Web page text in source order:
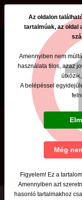
beszamolok.hu
Az oldalon
tartalmúak, az oldal
Amennyiben nem
használata tilos, azaz
A belépéssel
Még
Figyelem! Ez a
Amennyiben azt
hasonló tartalmakhoz